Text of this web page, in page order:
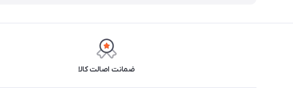
ضمانت اصالت کالا